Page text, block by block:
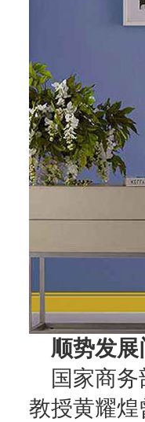
顺势发
国家商
教授黄耀